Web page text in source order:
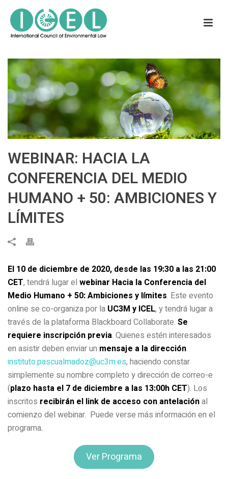
WEBINAR: HACIA LA
CONFERENCIA DEL MEDIO
HUMANO + 50: AMBICIONES Y
LÍMITES
El 10 de diciembre de 2020, desde las 19:30 a las 21:00
CET, tendrá lugar el webinar Hacia la Conferencia del
Medio Humano + 50: Ambiciones y límites. Este evento
online se co-organiza por la UC3M y ICEL, y tendrá lugar a
través de la plataforma Blackboard Collaborate. Se
requiere inscripción previa. Quienes estén interesados
en asistir deben enviar un mensaje a la dirección
instituto.pascualmadoz@uc3m.es, haciendo constar
simplemente su nombre completo y dirección de correo-e
(plazo hasta el 7 de diciembre a las 13:00h CET). Los
inscritos recibirán el link de acceso con antelaciónal
comienzo del webinar. Puede verse más información en el
programa.
Ver Programa